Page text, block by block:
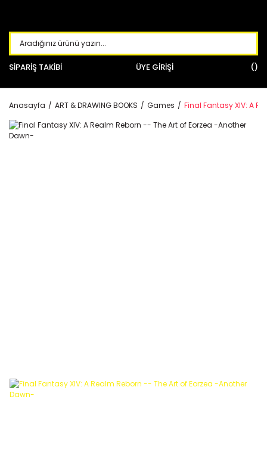
SİPARİŞ TAKİBİ ÜYE GİRİŞİ
Anasayfa ART & DRAWING BOOKS Games Final Fantasy XIV: A